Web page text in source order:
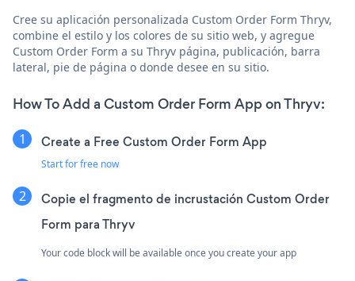
Cree su aplicación personalizada Custom Order Form Thryv,
combine el estilo y los colores de su sitio web, y agregue
Custom Order Form a su Thryv página, publicación, barra
lateral, pie de página o donde desee en su sitio.
How To Add a Custom Order Form App on Thryv:
Create a Free Custom Order Form App
Start for free now
Copie el fragmento de incrustación Custom Order
Form para Thryv
Your code block will be available once you create your app